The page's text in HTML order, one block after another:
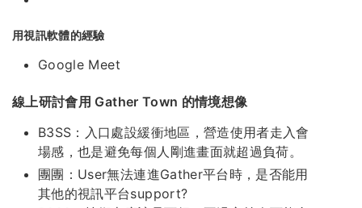
用視訊軟體的經驗
Google Meet
線上研討會用 Gather Town 的情境想像
B3SS：入口處設緩衝地區，營造使用者走入會
場感，也是避免每個人剛進畫面就超過負荷。
團團：User無法連進Gather平台時，是否能用
其他的視訊平台support?